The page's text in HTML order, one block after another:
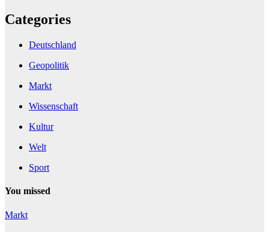
Categories
Deutschland
Geopolitik
Markt
Wissenschaft
Kultur
Welt
Sport
You missed
Markt